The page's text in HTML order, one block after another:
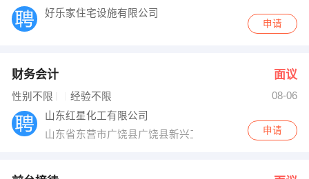
好乐家住宅设施有限公司
申请
财务会计 面议
性别不限 经验不限
08-06
山东红星化工有限公司
山东省东营市广饶县广饶县新兴工业园
申请